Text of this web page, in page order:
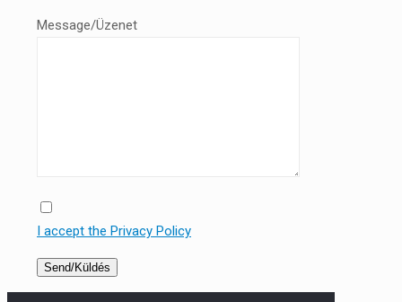
Message/Üzenet
I accept the Privacy Policy